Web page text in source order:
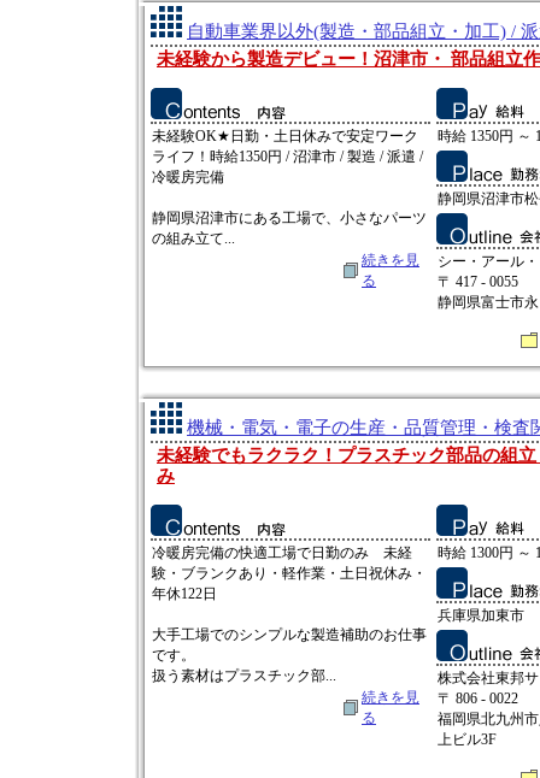
自動車業界以外(製造・部品組立・加工) /
未経験から製造デビュー！沼津市・ 部品組立
未経験OK★日勤・土日休みで安定ワーク
ライフ！時給1350円 / 沼津市 / 製造 / 派遣 /
冷暖房完備
静岡県沼津市にある工場で、小さなパーツ
の組み立て...
続きを見
る
時給 1350円 ～
静岡県沼津市
シー・アール
〒 417 - 0055
静岡県富士市
機械・電気・電子の生産・品質管理・検査
未経験でもラクラク！プラスチック部品の組
み
冷暖房完備の快適工場で日勤のみ 未経
験・ブランクあり・軽作業・土日祝休み・
年休122日
大手工場でのシンプルな製造補助のお仕事
です。
扱う素材はプラスチック部...
続きを見
る
時給 1300円 ～
兵庫県加東市
株式会社東邦
〒 806 - 0022
福岡県北九州
上ビル3F